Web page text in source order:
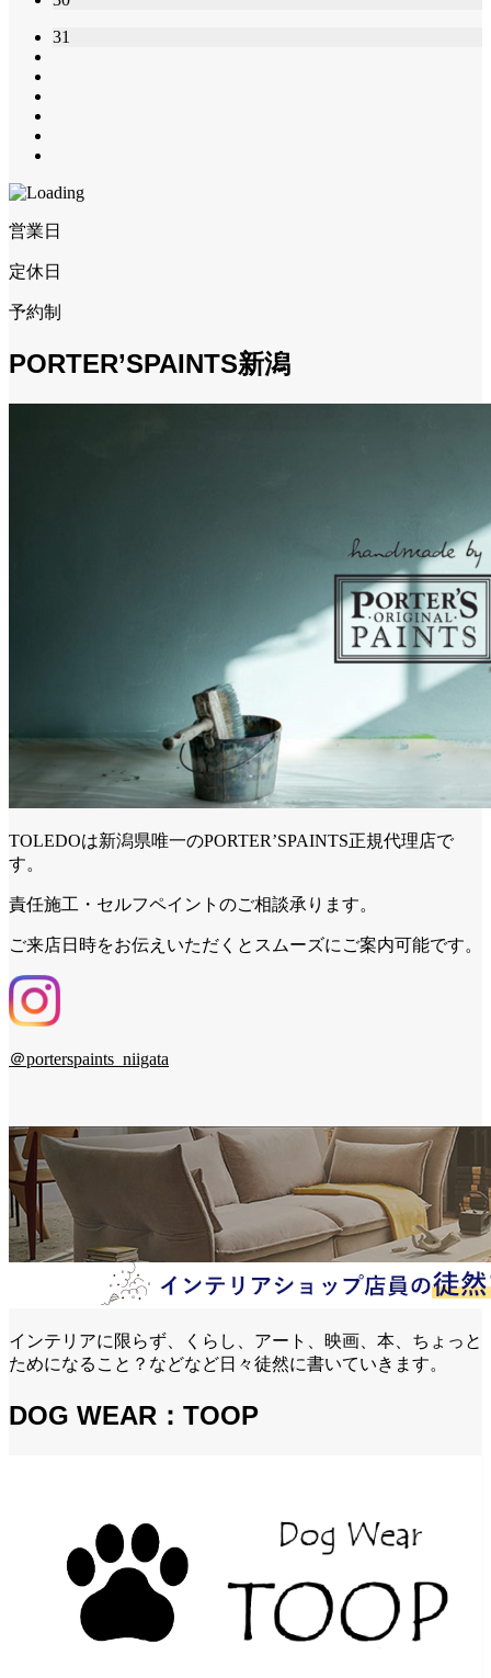
31
営業日
定休日
予約制
PORTER’SPAINTS新潟
TOLEDOは新潟県唯一のPORTER’SPAINTS正規代理店で
す。
責任施工・セルフペイントのご相談承ります。
ご来店日時をお伝えいただくとスムーズにご案内可能です。
＠porterspaints_niigata
インテリアに限らず、くらし、アート、映画、本、ちょっと
ためになること？などなど日々徒然に書いていきます。
DOG WEAR：TOOP